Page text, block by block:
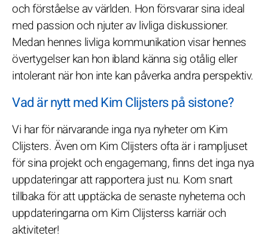
och förståelse av världen. Hon försvarar sina ideal
med passion och njuter av livliga diskussioner.
Medan hennes livliga kommunikation visar hennes
övertygelser kan hon ibland känna sig otålig eller
intolerant när hon inte kan påverka andra perspektiv.
Vad är nytt med Kim Clijsters på sistone?
Vi har för närvarande inga nya nyheter om Kim
Clijsters. Även om Kim Clijsters ofta är i rampljuset
för sina projekt och engagemang, finns det inga nya
uppdateringar att rapportera just nu. Kom snart
tillbaka för att upptäcka de senaste nyheterna och
uppdateringarna om Kim Clijsterss karriär och
aktiviteter!